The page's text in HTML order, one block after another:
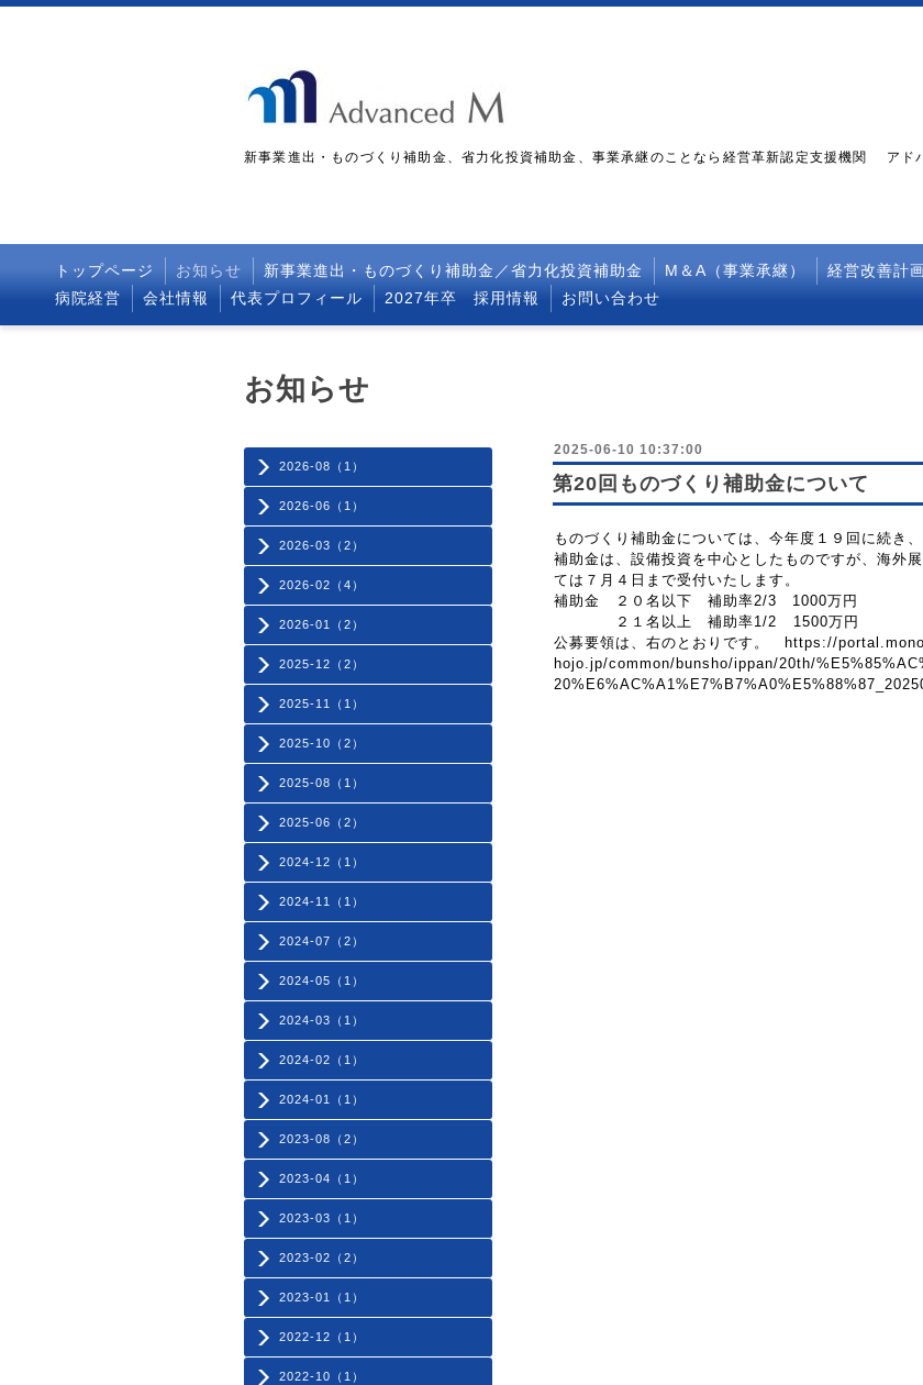
新事業進出・ものづくり補助金、省力化投資補助金、事業承継のことなら経営革新認定支援機関 アド
トップページ お知らせ 新事業進出・ものづくり補助金／省力化投資補助金 M＆A（事業承継） 経営改善計
病院経営
会社情報 代表プロフィール 2027年卒 採用情報 お問い合わせ
2026-08（1）
2026-06（1）
2026-03（2）
2026-02（4）
2026-01（2）
2025-12（2）
2025-11（1）
2025-10（2）
2025-08（1）
2025-06（2）
2024-12（1）
2024-11（1）
2024-07（2）
2024-05（1）
2024-03（1）
2024-02（1）
2024-01（1）
2023-08（2）
2023-04（1）
2023-03（1）
2023-02（2）
2023-01（1）
2022-12（1）
2022-10（1）
お知らせ
2025-06-10 10:37:00
第20回ものづくり補助金について
ものづくり補助金については、今年度１９回に続き
補助金は、設備投資を中心としたものですが、海外
ては７月４日まで受付いたします。
補助金 ２０名以下 補助率2/3 1000万円
２１名以上 補助率1/2 1500万円
公募要領は、右のとおりです。 https://
hojo.jp/common/bunsho/ippan/20th/